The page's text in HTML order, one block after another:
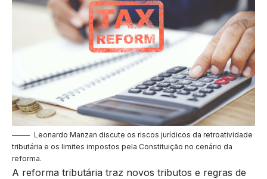
Leonardo Manzan discute os riscos jurídicos da retroatividade
tributária e os limites impostos pela Constituição no cenário da
reforma.
A reforma tributária traz novos tributos e regras de